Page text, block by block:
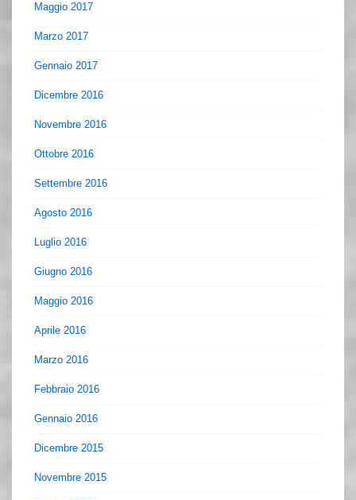
Maggio 2017
Marzo 2017
Gennaio 2017
Dicembre 2016
Novembre 2016
Ottobre 2016
Settembre 2016
Agosto 2016
Luglio 2016
Giugno 2016
Maggio 2016
Aprile 2016
Marzo 2016
Febbraio 2016
Gennaio 2016
Dicembre 2015
Novembre 2015